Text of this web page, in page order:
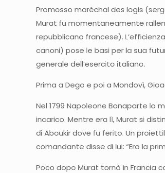
Promosso maréchal des logis
Murat fu momentaneamente
repubblicano francese).
canoni) pose le basi per la sua
generale dell’esercito italiano.
Prima a Dego e poi a Mondovì,
Nel 1799 Napoleone Bonaparte lo
incarico. Mentre era lì, Murat si
di Aboukir dove fu ferito. Un
comandante disse di lui: “Era la
Poco dopo Murat tornò in Francia